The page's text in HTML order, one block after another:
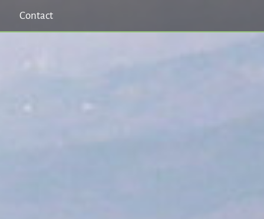
Contact